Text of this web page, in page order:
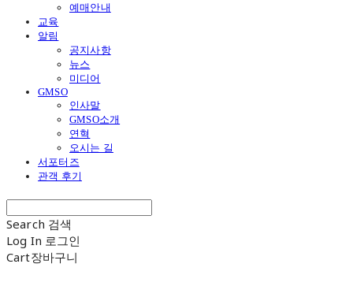
예매안내
교육
알림
공지사항
뉴스
미디어
GMSO
인사말
GMSO소개
연혁
오시는 길
서포터즈
관객 후기
Search 검색
Log In 로그인
Cart장바구니